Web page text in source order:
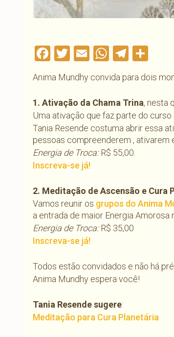
Facebook
Twitter
EmailWhatsApp
Anima Mundhy convida para dois
1. Ativação da Chama Trina, nesta
Uma ativação que faz parte do curso
Tania Resende costuma abrir essa
pessoas compreenderem , ativarem
Energia de Troca:R$ 55,00.
Inscreva-se já!
2. Meditação de Ascensão e Cura
Vamos reunir os grupos do Anima
a entrada de maior Energia Amorosa
Energia de Troca:R$ 35,00
Inscreva-se já!
Todos estão convidados e não há
Anima Mundhy espera você!
Tania Resende sugere:
Meditação para Cura Planetária